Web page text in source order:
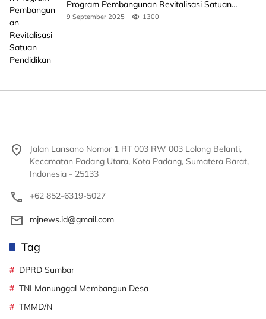
Program Pembangunan Revitalisasi Satuan
Pendidikan
9 September 2025 1300
Jalan Lansano Nomor 1 RT 003 RW 003 Lolong Belanti,
Kecamatan Padang Utara, Kota Padang, Sumatera Barat,
Indonesia - 25133
+62 852-6319-5027
mjnews.id@gmail.com
Tag
DPRD Sumbar
TNI Manunggal Membangun Desa
TMMD/N